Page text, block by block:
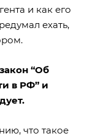
и как его
ехать,
“Об
в РФ” и
что такое